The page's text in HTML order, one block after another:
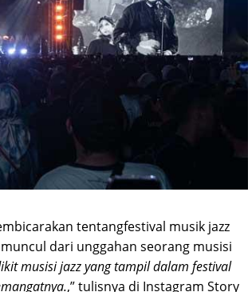
tentangfestival musik jazz
dari unggahan seorang musisi
musisi jazz yang tampil dalam festival
,” tulisnya di Instagram Story